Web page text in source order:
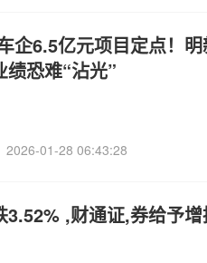
企6.5亿元项目定点！
绩恐难“沾光”
2026-01-28 06:43:28
3.52% ,财通证,券给予